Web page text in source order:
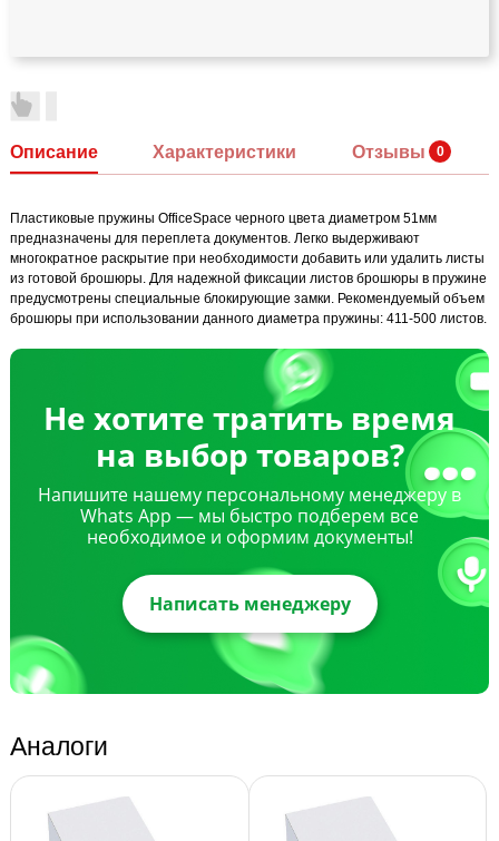
Описание Характеристики Отзывы
Пластиковые пружины OfficeSpace черного цвета диаметром 51мм
предназначены для переплета документов. Легко выдерживают
многократное раскрытие при необходимости добавить или удалить листы
из готовой брошюры. Для надежной фиксации листов брошюры в пружине
предусмотрены специальные блокирующие замки. Рекомендуемый объем
брошюры при использовании данного диаметра пружины: 411-500 листов.
Не хотите тратить время
на выбор товаров?
Напишите нашему персональному менеджеру в
Whats App — мы быстро подберем все
необходимое и оформим документы!
Написать менеджеру
Аналоги